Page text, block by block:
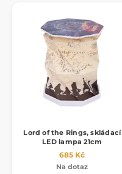
Lord of the Rings, skládací
LED lampa 21cm
685 Kč
Na dotaz